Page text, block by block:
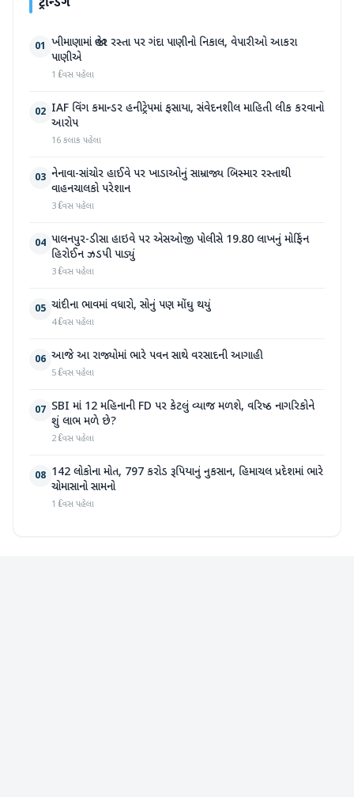
ટ્રેન્ડિંગ
01 ખીમાણામાં જાહેર રસ્તા પર ગંદા પાણીનો નિકાલ, વેપારીઓ આકરા
પાણીએ
1 દિવસ પહેલા
02 IAF વિંગ કમાન્ડર હનીટ્રેપમાં ફસાયા, સંવેદનશીલ માહિતી લીક કરવાનો
આરોપ
16 કલાક પહેલા
03 નેનાવા-સાંચોર હાઈવે પર ખાડાઓનું સામ્રાજ્ય બિસ્માર રસ્તાથી
વાહનચાલકો પરેશાન
3 દિવસ પહેલા
04 પાલનપુર-ડીસા હાઇવે પર એસઓજી પોલીસે 19.80 લાખનું મોર્ફિન
હિરોઈન ઝડપી પાડ્યું
3 દિવસ પહેલા
05 ચાંદીના ભાવમાં વધારો, સોનું પણ મોંઘુ થયું
4 દિવસ પહેલા
06 આજે આ રાજ્યોમાં ભારે પવન સાથે વરસાદની આગાહી
5 દિવસ પહેલા
07 SBI માં 12 મહિનાની FD પર કેટલું વ્યાજ મળશે, વરિષ્ઠ નાગરિકોને
શું લાભ મળે છે?
2 દિવસ પહેલા
08 142 લોકોના મોત, 797 કરોડ રૂપિયાનું નુકસાન, હિમાચલ પ્રદેશમાં ભારે
ચોમાસાનો સામનો
1 દિવસ પહેલા